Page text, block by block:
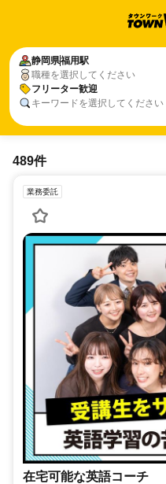
静岡県福用駅
職種を選択してください
フリーター歓迎
キーワードを選択してください
静岡県福用駅
フリーター歓迎
489件
業務委託
在宅可能な英語コーチ